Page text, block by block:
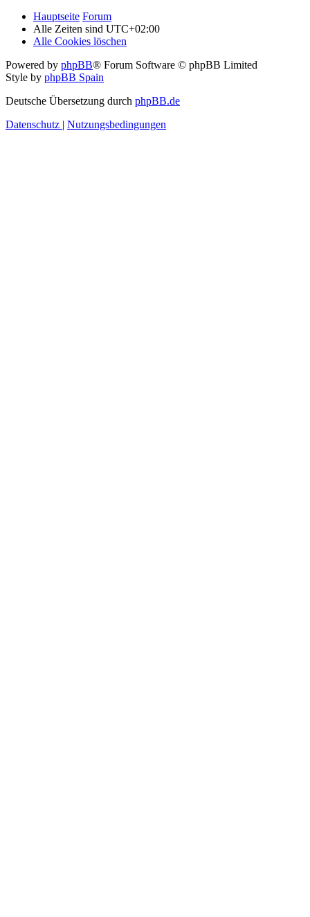
Hauptseite Forum
Alle Zeiten sind UTC+02:00
Alle Cookies löschen
Powered by phpBB® Forum Software © phpBB Limited
Style by phpBB Spain
Deutsche Übersetzung durch phpBB.de
Datenschutz | Nutzungsbedingungen